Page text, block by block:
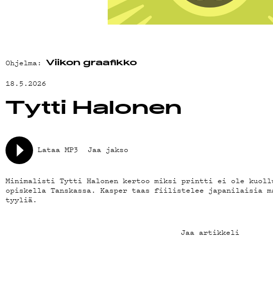
Ohjelma: Viikon graafikko
18.5.2026
Tytti Halonen
Lataa MP3 Jaa jakso
Minimalisti Tytti Halonen kertoo miksi printti ei ole
opiskella Tanskassa. Kasper taas fiilistelee japanilaisia
tyyliä.
Jaa artikkeli